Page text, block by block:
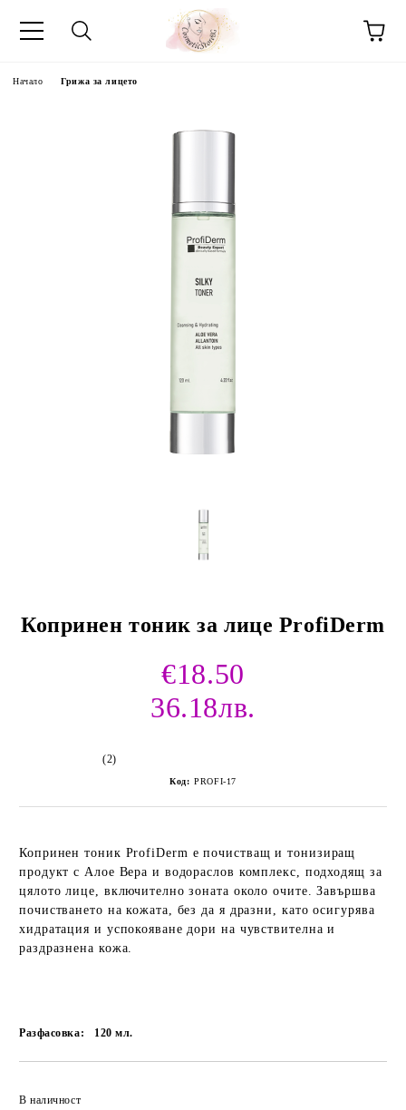
Начало Грижа за лицето
Копринен тоник за лице ProfiDerm
€18.50
36.18лв.
(2)
Код: PROFI-17
Копринен тоник ProfiDerm е почистващ и тонизиращ
продукт с Алое Вера и водораслов комплекс, подходящ за
цялото лице, включително зоната около очите. Завършва
почистването на кожата, без да я дразни, като осигурява
хидратация и успокояване дори на чувствителна и
раздразнена кожа.
Разфасовка: 120мл.
В наличност